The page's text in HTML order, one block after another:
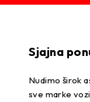
Sjajna
Nudimo širok
sve marke